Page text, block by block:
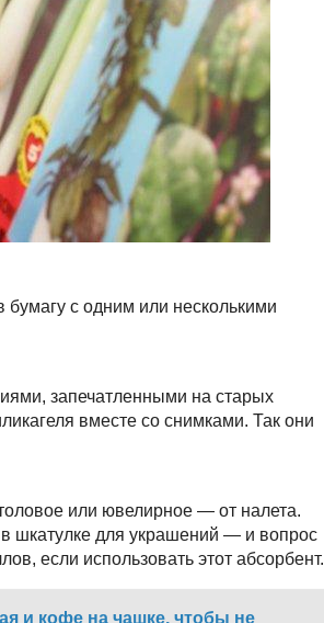
с одним или несколькими
запечатленными на старых
вместе со снимками. Так они
или ювелирное — от налета.
шкатулке для украшений — и вопрос
если использовать этот абсорбент.
и кофе на чашке, чтобы не